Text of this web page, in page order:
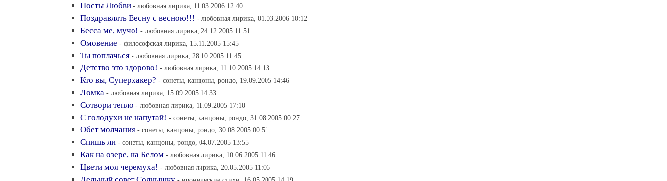
Посты Любви - любовная лирика, 11.03.2006 12:40
Поздравлять Весну с весною!!! - любовная лирика, 01.03.2006 10:12
Бесса ме, мучо! - любовная лирика, 24.12.2005 11:51
Омовение - философская лирика, 15.11.2005 15:45
Ты поплачься - любовная лирика, 28.10.2005 11:45
Детство это здорово! - любовная лирика, 11.10.2005 14:13
Кто вы, Суперхакер? - сонеты, канцоны, рондо, 19.09.2005 14:46
Ломка - любовная лирика, 15.09.2005 14:33
Сотвори тепло - любовная лирика, 11.09.2005 17:10
С голодухи не напутай! - сонеты, канцоны, рондо, 31.08.2005 00:27
Обет молчания - сонеты, канцоны, рондо, 30.08.2005 00:51
Спишь ли - сонеты, канцоны, рондо, 04.07.2005 13:55
Как на озере, на Белом - любовная лирика, 10.06.2005 11:46
Цвети моя черемуха! - любовная лирика, 20.05.2005 11:06